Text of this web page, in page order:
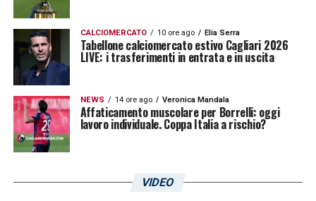
CALCIOMERCATO 10 ore ago Elia Serra
Tabellone calciomercato estivo Cagliari 2026
LIVE: i trasferimenti in entrata e in uscita
NEWS 14 ore ago Veronica Mandala
Affaticamento muscolare per Borrelli: oggi
lavoro individuale. Coppa Italia a rischio?
VIDEO